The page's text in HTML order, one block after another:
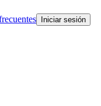
Iniciar sesión